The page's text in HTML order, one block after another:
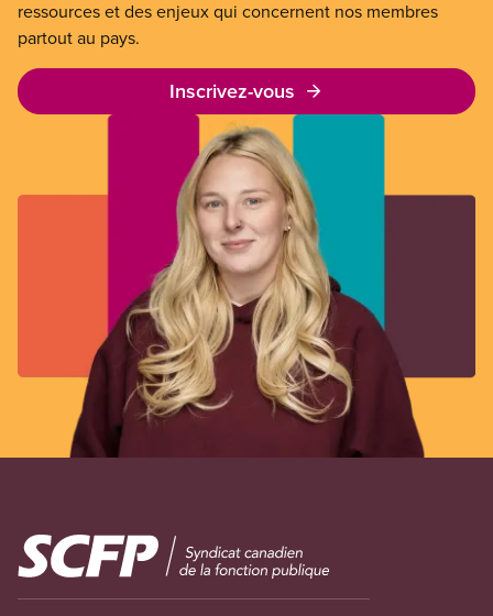
ressources et des enjeux qui concernent nos membres
partout au pays.
Inscrivez-vous
Image